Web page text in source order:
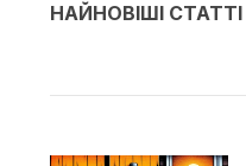
НАЙНОВІШІ СТАТТІ